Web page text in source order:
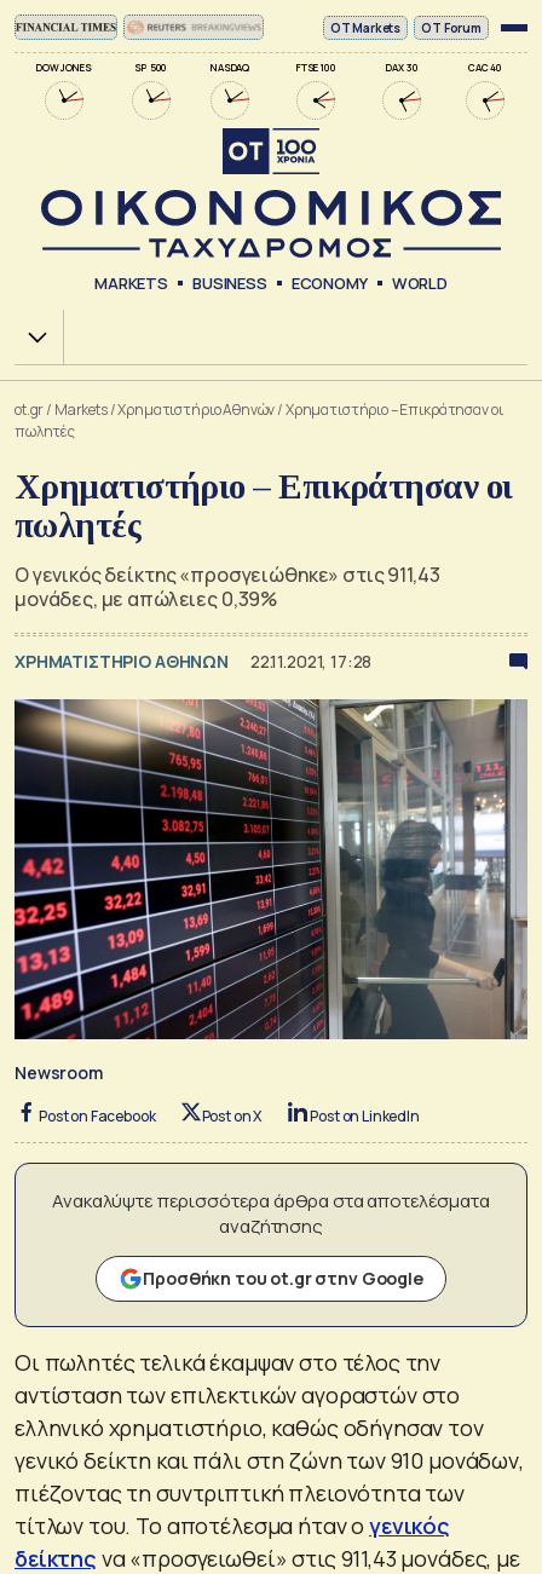
DOW JONES SP 500 NASDAQ FTSE 100 DAX 30 CAC 40
ΟΤ Markets OT Forum
MARKETS BUSINESS ECONOMY WORLD
Χ.Α.
ot.gr/ Markets/Xρηματιστήριο Αθηνών/Χρηματιστήριο – Επικράτησαν οι
πωλητές
Χρηματιστήριο – Επικράτησαν οι
πωλητές
Ο γενικός δείκτης «προσγειώθηκε» στις 911,43
μονάδες, με απώλειες 0,39%
XΡΗΜΑΤΙΣΤΗΡΙΟ ΑΘΗΝΩΝ 22.11.2021, 17:28
Newsroom
Post on Facebook Post on X Post on LinkedIn
Ανακαλύψτε περισσότερα άρθρα στα αποτελέσματα
αναζήτησης
Προσθήκη του ot.gr στην Google
Οι πωλητές τελικά έκαμψαν στο τέλος την
αντίσταση των επιλεκτικών αγοραστών στο
ελληνικό χρηματιστήριο, καθώς οδήγησαν τον
γενικό δείκτη και πάλι στη ζώνη των 910 μονάδων,
πιέζοντας τη συντριπτική πλειονότητα των
τίτλων του. Το αποτέλεσμα ήταν ογενικός
δείκτης να «προσγειωθεί» στις 911,43 μονάδες, με